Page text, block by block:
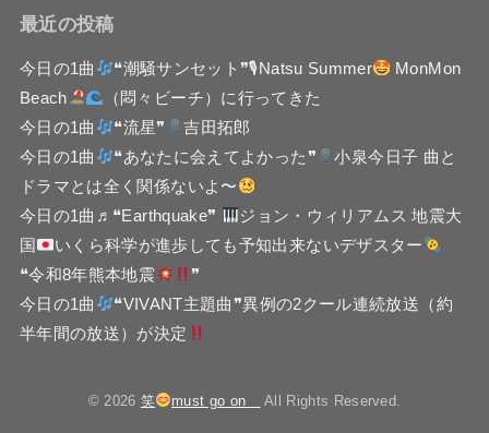
最近の投稿
今日の1曲 ❝潮騒サンセット❞🎙Natsu Summer
MonMon
Beach
（悶々ビーチ）に行ってきた
今日の1曲
❝流星❞
吉田拓郎
今日の1曲
❝あなたに会えてよかった❞
小泉今日子 曲と
ドラマとは全く関係ないよ〜
今日の1曲♬❝Earthquake❞
ジョン・ウィリアムス 地震大
国
いくら科学が進歩しても予知出来ないデザスター
❝令和8年熊本地震
❞
今日の1曲
❝VIVANT主題曲❞異例の2クール連続放送（約
半年間の放送）が決定
© 2026 笑 must go on All Rights Reserved.